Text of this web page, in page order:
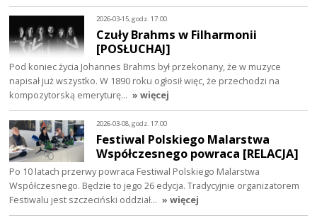
2026-03-15, godz. 17:00
Czuły Brahms w Filharmonii
[POSŁUCHAJ]
Pod koniec życia Johannes Brahms był przekonany, że w muzyce
napisał już wszystko. W 1890 roku ogłosił więc, że przechodzi na
kompozytorską emeryturę… » więcej
2026-03-08, godz. 17:00
Festiwal Polskiego Malarstwa
Współczesnego powraca [RELACJA]
Po 10 latach przerwy powraca Festiwal Polskiego Malarstwa
Współczesnego. Będzie to jego 26 edycja. Tradycyjnie organizatorem
Festiwalu jest szczeciński oddział… » więcej